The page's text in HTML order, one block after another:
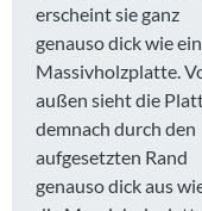
erscheint sie ganz
genauso dick wie
Massivholzplatte.
außen sieht die
demnach durch den
aufgesetzten Rand
genauso dick aus